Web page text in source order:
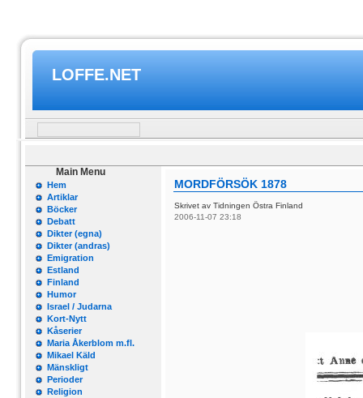
LOFFE.NET
Main Menu
Hem
Artiklar
Böcker
Debatt
Dikter (egna)
Dikter (andras)
Emigration
Estland
Finland
Humor
Israel / Judarna
Kort-Nytt
Kåserier
Maria Åkerblom m.fl.
Mikael Käld
Mänskligt
Perioder
Religion
MORDFÖRSÖK 1878
Skrivet av Tidningen Östra Finland
2006-11-07 23:18